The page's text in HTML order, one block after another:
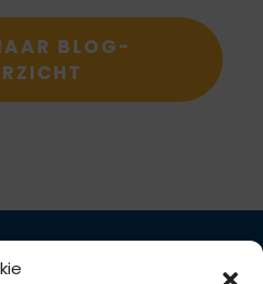
BLOG-